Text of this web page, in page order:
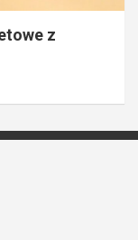
z